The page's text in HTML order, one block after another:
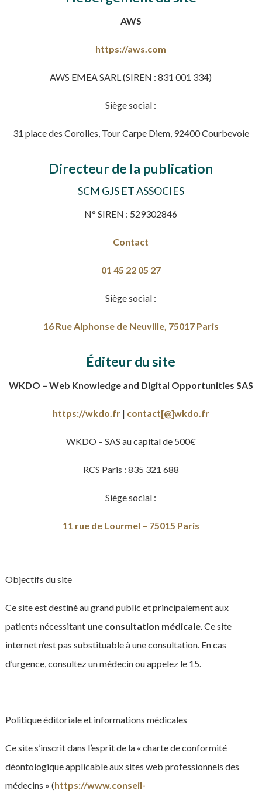
AWS
https://aws.com
AWS EMEA SARL (SIREN : 831 001 334)
Siège social :
31 place des Corolles, Tour Carpe Diem, 92400 Courbevoie
Directeur de la publication
SCM GJS ET ASSOCIES
N° SIREN : 529302846
Contact
01 45 22 05 27
Siège social :
16 Rue Alphonse de Neuville, 75017 Paris
Éditeur du site
WKDO – Web Knowledge and Digital Opportunities SAS
https://wkdo.fr| contact[@]wkdo.fr
WKDO – SAS au capital de 500€
RCS Paris : 835 321 688
Siège social :
11 rue de Lourmel – 75015 Paris
Objectifs du site
Ce site est destiné au grand public et principalement aux
patients nécessitant une consultation médicale. Ce site
internet n’est pas substituable à une consultation. En cas
d’urgence, consultez un médecin ou appelez le 15.
Politique éditoriale et informations médicales
Ce site s’inscrit dans l’esprit de la « charte de conformité
déontologique applicable aux sites web professionnels des
médecins » (https://www.conseil-